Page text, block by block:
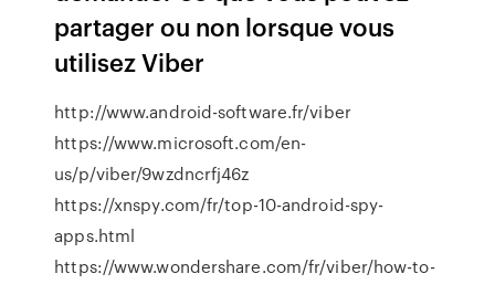
partager ou non lorsque vous
utilisez Viber
http://www.android-software.fr/viber
https://www.microsoft.com/en-
us/p/viber/9wzdncrfj46z
https://xnspy.com/fr/top-10-android-spy-
apps.html
https://www.wondershare.com/fr/viber/how-to-